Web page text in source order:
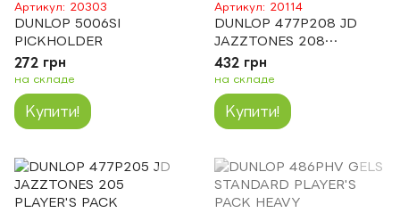
Артикул: 20303
DUNLOP 5006SI
PICKHOLDER
272 грн
на складе
Купити!
Артикул: 20114
DUNLOP 477P208 JD
JAZZTONES 208
PLAYER'S PACK
432 грн
на складе
Купити!